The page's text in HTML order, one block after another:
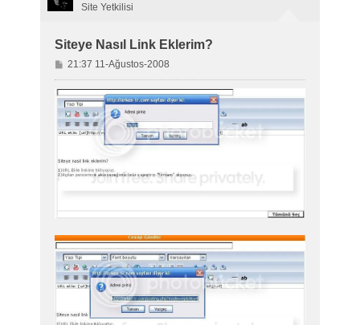
Site Yetkilisi
Siteye Nasıl Link Eklerim?
M
e
s
a
j
21:37 11-Ağustos-2008